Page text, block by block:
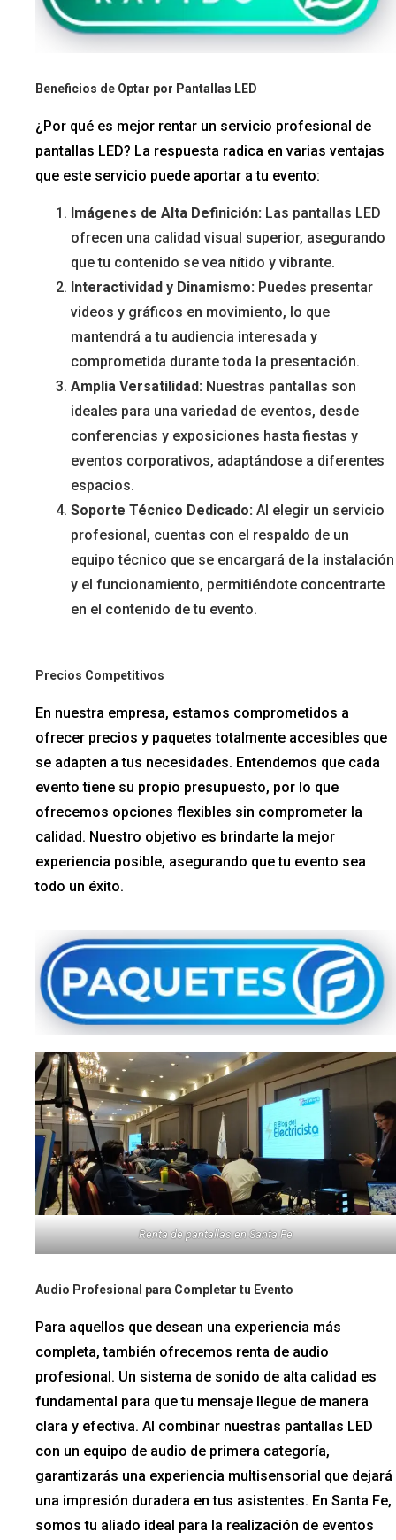
Beneficios de Optar por Pantallas LED
¿Por qué es mejor rentar un servicio profesional de
pantallas LED? La respuesta radica en varias ventajas
que este servicio puede aportar a tu evento:
Imágenes de Alta Definición: Las pantallas LED
ofrecen una calidad visual superior, asegurando
que tu contenido se vea nítido y vibrante.
Interactividad y Dinamismo: Puedes presentar
videos y gráficos en movimiento, lo que
mantendrá a tu audiencia interesada y
comprometida durante toda la presentación.
Amplia Versatilidad: Nuestras pantallas son
ideales para una variedad de eventos, desde
conferencias y exposiciones hasta fiestas y
eventos corporativos, adaptándose a diferentes
espacios.
Soporte Técnico Dedicado: Al elegir un servicio
profesional, cuentas con el respaldo de un
equipo técnico que se encargará de la instalación
y el funcionamiento, permitiéndote concentrarte
en el contenido de tu evento.
Precios Competitivos
En nuestra empresa, estamos comprometidos a
ofrecer precios y paquetes totalmente accesibles que
se adapten a tus necesidades. Entendemos que cada
evento tiene su propio presupuesto, por lo que
ofrecemos opciones flexibles sin comprometer la
calidad. Nuestro objetivo es brindarte la mejor
experiencia posible, asegurando que tu evento sea
todo un éxito.
Renta de pantallas en Santa Fe
Audio Profesional para Completar tu Evento
Para aquellos que desean una experiencia más
completa, también ofrecemos renta de audio
profesional. Un sistema de sonido de alta calidad es
fundamental para que tu mensaje llegue de manera
clara y efectiva. Al combinar nuestras pantallas LED
con un equipo de audio de primera categoría,
garantizarás una experiencia multisensorial que dejará
una impresión duradera en tus asistentes. En Santa Fe,
somos tu aliado ideal para la realización de eventos